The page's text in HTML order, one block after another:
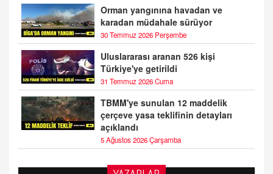
Orman yangınına havadan ve
karadan müdahale sürüyor
30 Temmuz 2026 Perşembe
Uluslararası aranan 526 kişi
Türkiye'ye getirildi
31 Temmuz 2026 Cuma
TBMM'ye sunulan 12 maddelik
çerçeve yasa teklifinin detayları
açıklandı
5 Ağustos 2026 Çarşamba